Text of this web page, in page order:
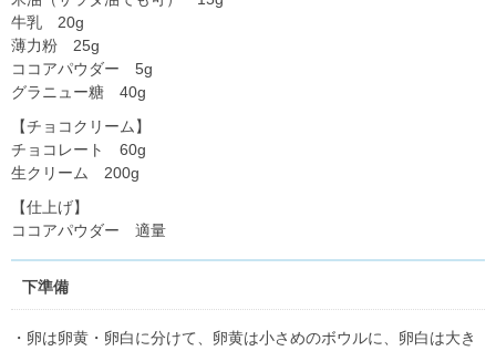
牛乳 20g
薄力粉 25g
ココアパウダー 5g
グラニュー糖 40g
【チョコクリーム】
チョコレート 60g
生クリーム 200g
【仕上げ】
ココアパウダー 適量
下準備
・卵は卵黄・卵白に分けて、卵黄は小さめのボウルに、卵白は大き